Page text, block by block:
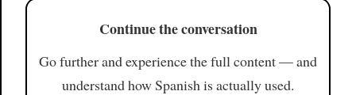
Continue the conversation
Go further and experience the full content — and
understand how Spanish is actually used.